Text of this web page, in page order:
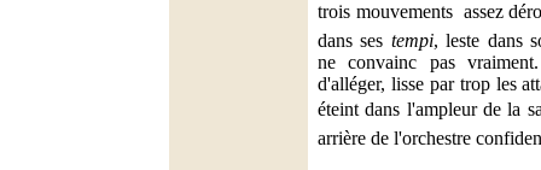
trois mouvements  assez
dans ses tempi, leste dans
ne convainc pas
d'alléger, lisse par trop les
éteint dans l'ampleur de la
arrière de l'orchestre